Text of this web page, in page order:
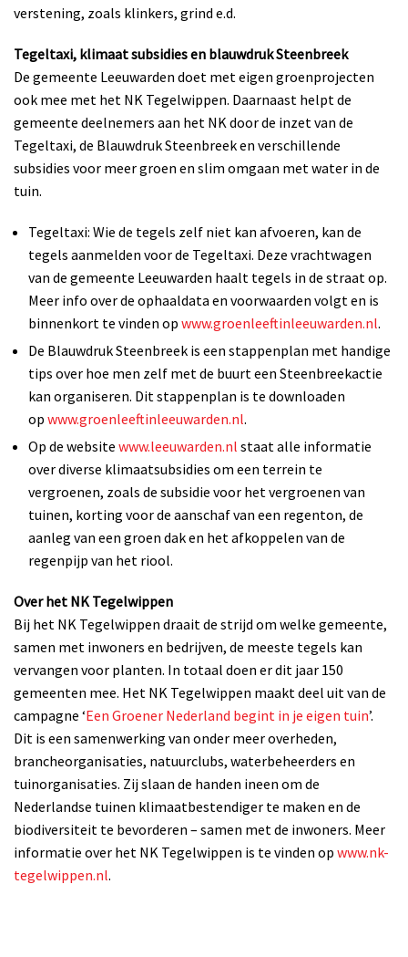
verstening, zoals klinkers, grind e.d.
Tegeltaxi, klimaat subsidies en blauwdruk Steenbreek
De gemeente Leeuwarden doet met eigen groenprojecten
ook mee met het NK Tegelwippen. Daarnaast helpt de
gemeente deelnemers aan het NK door de inzet van de
Tegeltaxi, de Blauwdruk Steenbreek en verschillende
subsidies voor meer groen en slim omgaan met water in de
tuin.
Tegeltaxi: Wie de tegels zelf niet kan afvoeren, kan de
tegels aanmelden voor de Tegeltaxi. Deze vrachtwagen
van de gemeente Leeuwarden haalt tegels in de straat op.
Meer info over de ophaaldata en voorwaarden volgt en is
binnenkort te vinden op www.groenleeftinleeuwarden.nl.
De Blauwdruk Steenbreek is een stappenplan met handige
tips over hoe men zelf met de buurt een Steenbreekactie
kan organiseren. Dit stappenplan is te downloaden
op www.groenleeftinleeuwarden.nl.
Op de website www.leeuwarden.nl staat alle informatie
over diverse klimaatsubsidies om een terrein te
vergroenen, zoals de subsidie voor het vergroenen van
tuinen, korting voor de aanschaf van een regenton, de
aanleg van een groen dak en het afkoppelen van de
regenpijp van het riool.
Over het NK Tegelwippen
Bij het NK Tegelwippen draait de strijd om welke gemeente,
samen met inwoners en bedrijven, de meeste tegels kan
vervangen voor planten. In totaal doen er dit jaar 150
gemeenten mee. Het NK Tegelwippen maakt deel uit van de
campagne ‘Een Groener Nederland begint in je eigen tuin’.
Dit is een samenwerking van onder meer overheden,
brancheorganisaties, natuurclubs, waterbeheerders en
tuinorganisaties. Zij slaan de handen ineen om de
Nederlandse tuinen klimaatbestendiger te maken en de
biodiversiteit te bevorderen – samen met de inwoners. Meer
informatie over het NK Tegelwippen is te vinden op www.nk-
tegelwippen.nl.